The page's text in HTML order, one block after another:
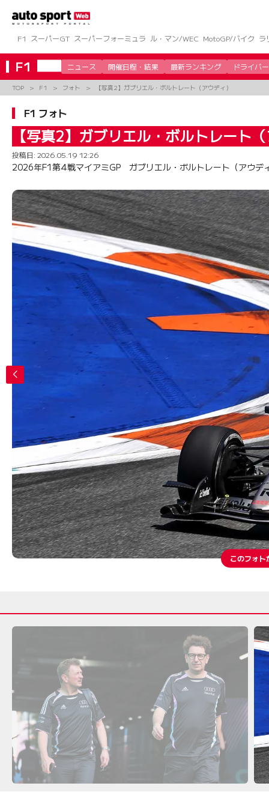
ツ
へ
ス
キ
ッ
F1 スーパーGT スーパーフォーミュラ ル・マン/WEC MotoGP/バイク ラ
F1 ニュース 開催日程・結果 最新ランキング ドライバー
TOP F1 フォト 【写真2】ガブリエル・ボルトレート（アウディ）
F1 フォト
【写真2】ガブリエル・ボルトレート
投稿日: 2026.05.19 12:26
2026年F1第4戦マイアミGP ガブリエル・ボルトレート（アウデ
このフォト